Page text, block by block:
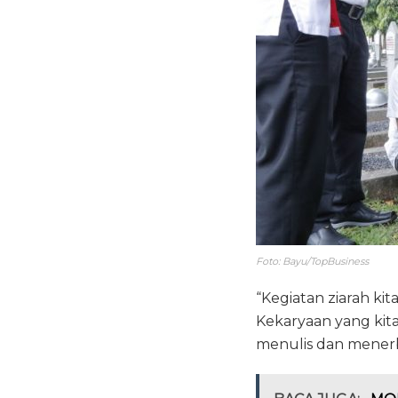
Foto: Bayu/TopBusiness
“Kegiatan ziarah
Kekaryaan yang
menulis dan